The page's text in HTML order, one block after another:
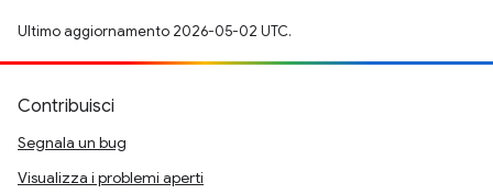
Ultimo aggiornamento 2026-05-02 UTC.
Contribuisci
Segnala un bug
Visualizza i problemi aperti